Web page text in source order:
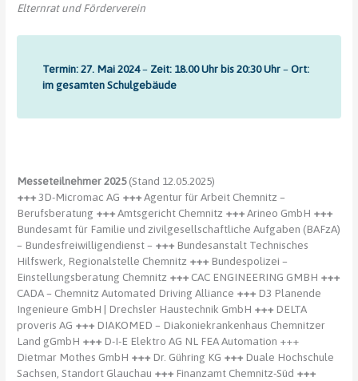
Elternrat und Förderverein
Termin: 27. Mai 2024– Zeit: 18.00 Uhr bis 20:30 Uhr–Ort:
im gesamten Schulgebäude
Messeteilnehmer 2025(Stand 12.05.2025)
+++ 3D-Micromac AG +++Agentur für Arbeit Chemnitz –
Berufsberatung +++Amtsgericht Chemnitz +++Arineo GmbH +++
Bundesamt für Familie und zivil­gesellschaftliche Aufgaben (BAFzA)
– Bundesfreiwilligendienst – +++ Bundesanstalt Technisches
Hilfswerk, Regionalstelle Chemnitz +++ Bundespolizei –
Einstellungsberatung Chemnitz +++ CAC ENGINEERING GMBH +++
CADA – Chemnitz Automated Driving Alliance +++ D3 Planende
Ingenieure GmbH | Drechsler Haustechnik GmbH +++ DELTA
proveris AG +++ DIAKOMED – Diakonie­krankenhaus Chemnitzer
Land gGmbH +++ D-I-E Elektro AG NL FEA Automation +++
Dietmar Mothes GmbH +++ Dr. Gühring KG +++ Duale Hochschule
Sachsen, Standort Glauchau +++ Finanzamt Chemnitz-Süd +++